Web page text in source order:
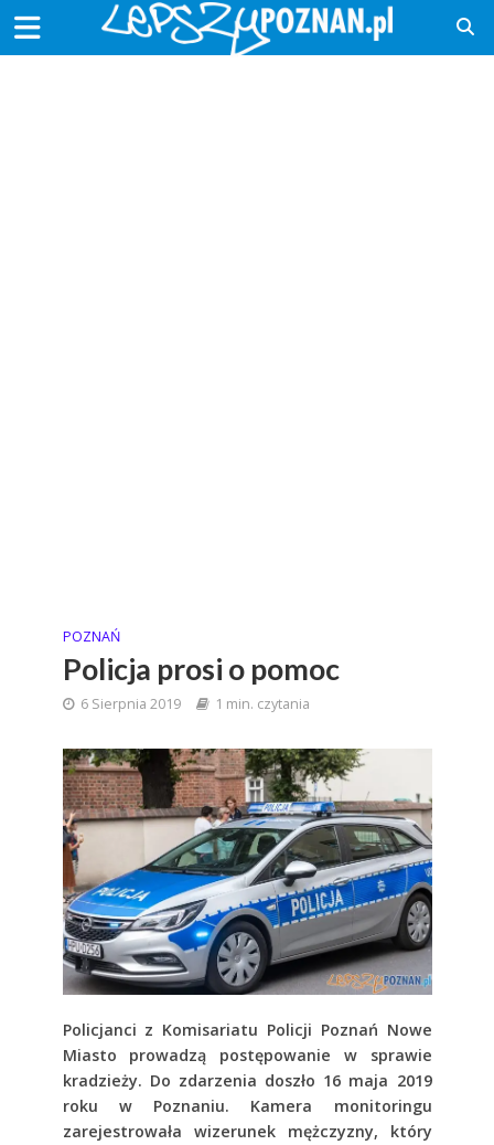
POZNAŃ
Policja prosi o pomoc
6 Sierpnia 2019 1 min. czytania
Policjanci z Komisariatu Policji Poznań Nowe
Miasto prowadzą postępowanie w sprawie
kradzieży. Do zdarzenia doszło 16 maja 2019
roku w Poznaniu. Kamera monitoringu
zarejestrowała wizerunek mężczyzny, który